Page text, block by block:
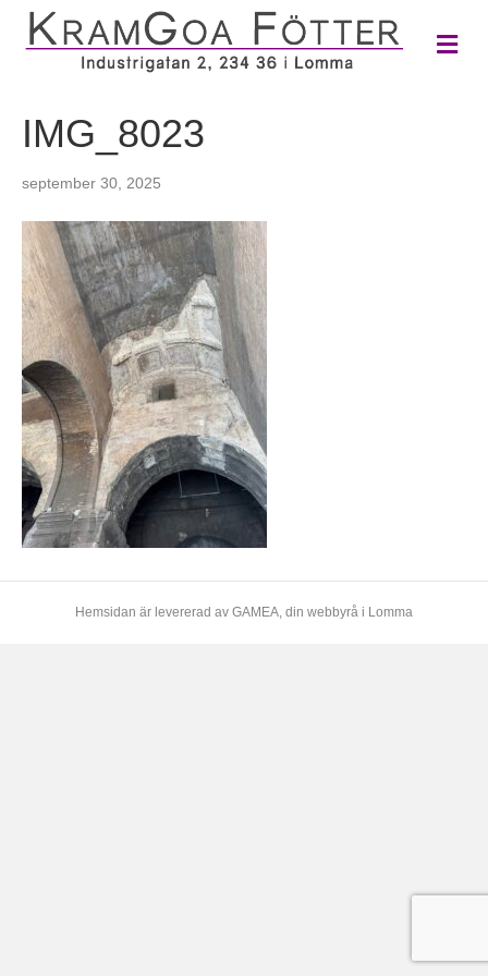
M
e
IMG_8023
september 30, 2025
Hemsidan är levererad av GAMEA, din webbyrå i Lomma